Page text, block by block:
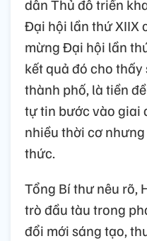
dân Thủ đô triển
Đại hội lần thứ XIIX
mừng Đại hội lần
kết quả đó cho
thành phố, là tiền
tự tin bước vào giai
nhiều thời cơ
thức.
Tổng Bí thư nêu rõ,
trò đầu tàu trong
đổi mới sáng tạo,